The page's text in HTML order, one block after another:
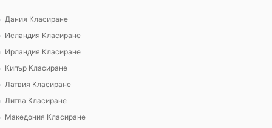
Дания Класиране
Исландия Класиране
Ирландия Класиране
Кипър Класиране
Латвия Класиране
Литва Класиране
Македония Класиране